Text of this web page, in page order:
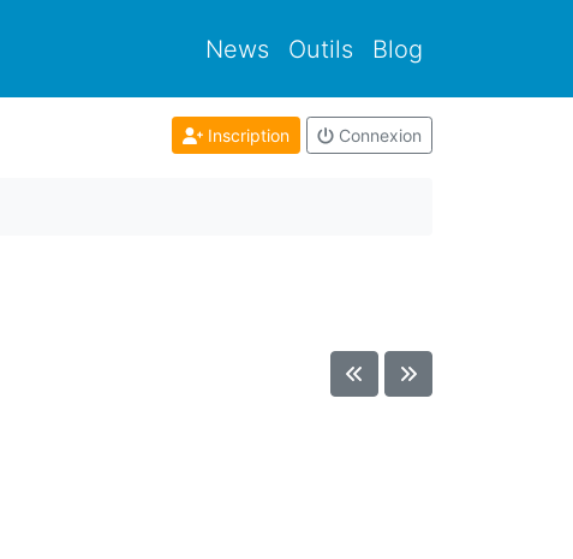
News Outils Blog
Inscription Connexion